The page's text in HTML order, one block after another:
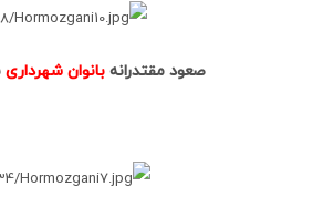
صعود مقتدرانه بانوان شهرداری